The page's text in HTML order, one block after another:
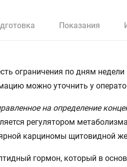
Показания
ограничения по дням
можно уточнить у
на определение
регулятором
карциномы щитовидной
гормон, который в